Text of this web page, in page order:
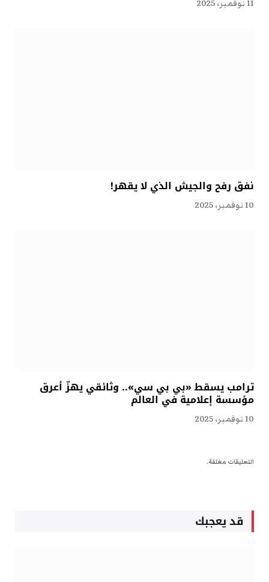
11 نوفمبر، 2025
نفق رفح والجيش الذي لا يقهر!
10 نوفمبر، 2025
ترامب يسقط «بي بي سي».. وثائقي يهزّ أعرق
مؤسسة إعلامية في العالم
10 نوفمبر، 2025
التعليقات مغلقة.
قد يعجبك